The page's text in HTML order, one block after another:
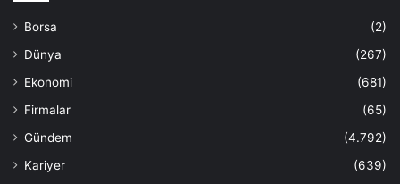
Borsa
(2)
Dünya
(267)
Ekonomi
(681)
Firmalar
(65)
Gündem
(4.792)
Kariyer
(639)